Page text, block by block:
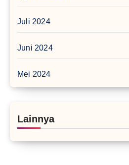
Juli 2024
Juni 2024
Mei 2024
Lainnya